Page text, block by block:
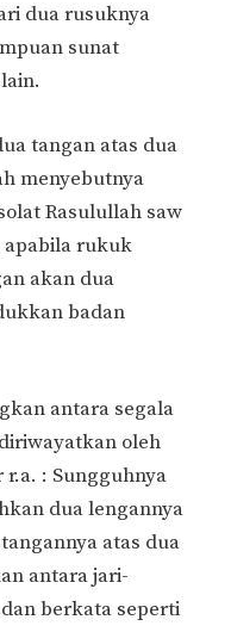
dua rusuknya
sunat
tangan atas dua
menyebutnya
Rasulullah saw
apabila rukuk
akan dua
badan
antara segala
oleh
r.a. : Sungguhnya
dua lengannya
atas dua
antara jari-
berkata seperti